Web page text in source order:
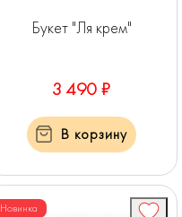
Букет "Ля крем"
3 490 ₽
В корзину
Новинка